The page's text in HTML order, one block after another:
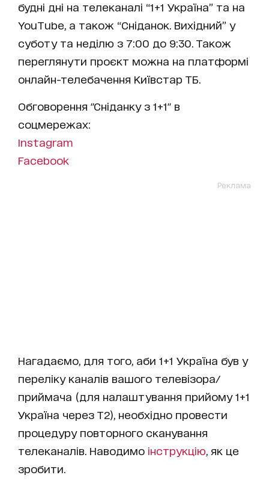
будні дні на телеканалі “1+1 Україна” та на
YouTube, а також “Сніданок. Вихідний” у
суботу та неділю з 7:00 до 9:30. Також
переглянути проєкт можна на платформі
онлайн-телебачення Київстар ТБ.
Обговорення "Сніданку з 1+1" в
соцмережах:
Instagram
Facebook
Реклама
Нагадаємо, для того, аби 1+1 Україна був у
переліку каналів вашого телевізора/
приймача (для налаштування прийому 1+1
Україна через Т2), необхідно провести
процедуру повторного сканування
телеканалів. Наводимо інструкцію , як це
зробити.